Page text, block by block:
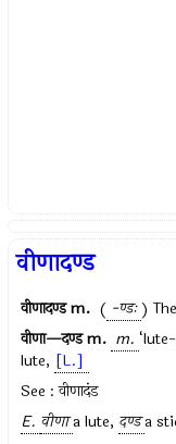
वीणादण्ड
वीणादण्डm. ( -ण्डः)
वीणा—दण्डm. m.
lute, [L.]
See : वीणादंड
E. वीणाa lute, दण्डa